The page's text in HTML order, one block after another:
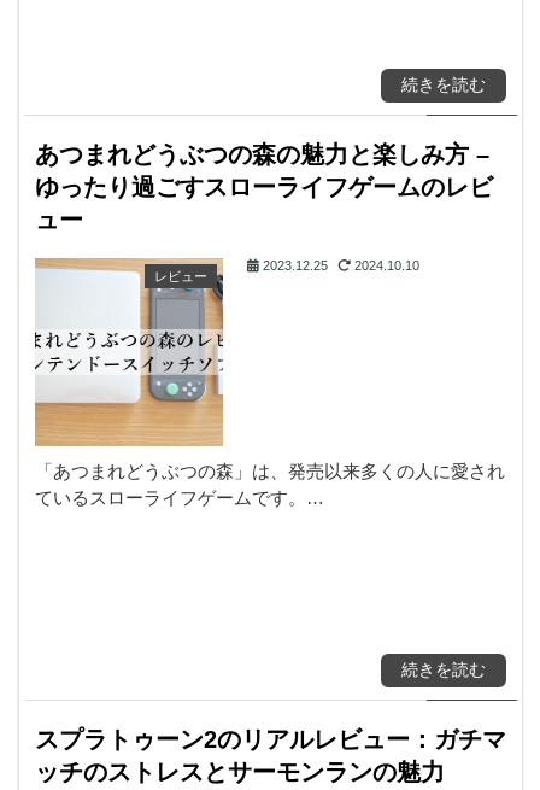
続きを読む
あつまれどうぶつの森の魅力と楽しみ方 –
ゆったり過ごすスローライフゲームのレビ
ュー
レビュー
2023.12.25 2024.10.10
「あつまれどうぶつの森」は、発売以来多くの人に愛され
ているスローライフゲームです。…
続きを読む
スプラトゥーン2のリアルレビュー：ガチマ
ッチのストレスとサーモンランの魅力